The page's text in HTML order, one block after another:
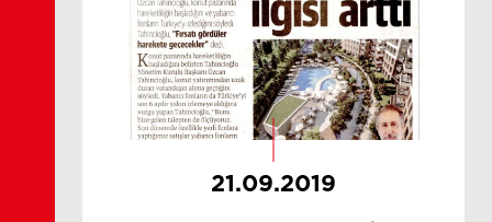
21.09.2019